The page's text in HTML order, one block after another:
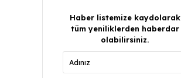
Haber listemize kaydolarak
tüm yeniliklerden haberdar
olabilirsiniz.